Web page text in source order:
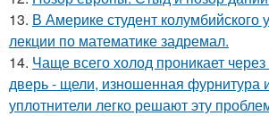
13. В Америке студент колумбийского
лекции по математике задремал.
14. Чаще всего холод проникает
дверь - щели, изношенная фурнитура
уплотнители легко решают эту